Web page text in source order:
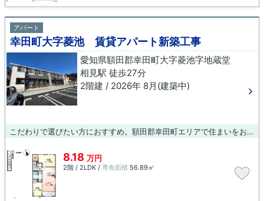
アパート
幸田町大字菱池 賃貸アパート新築工事
愛知県額田郡幸田町大字菱池字地蔵堂
相見駅 徒歩27分
2階建 / 2026年 8月(建築中)
こだわりで選びたい方におすすめ。額田郡幸田町エリアで住まいをお探しなら「幸田町大字菱池 賃貸アパート新築工事」。今引っ越しをお考えの方におすすめなのが、こちらのアパートです。額田郡幸田町エリアで新たな生活を始めたいとお考えの方。賃貸情報のことなら当社にお任せ下さい。地域に密着しておりますので、確かな地域情報と賃貸情報をご紹介いたします。お気軽にお問い合わせ下さい。
8.18 万円
2階 / 2LDK / 専有面積 56.89㎡